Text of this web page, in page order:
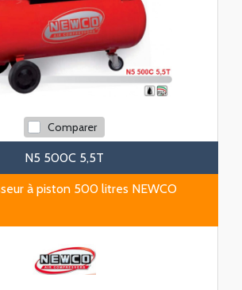
Comparer
N5 500C 5,5T
à piston 500 litres NEWCO